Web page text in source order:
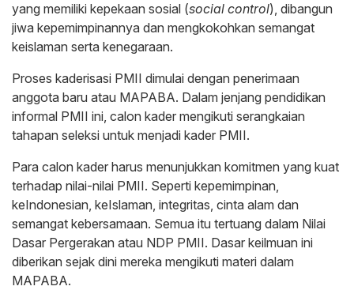
yang memiliki kepekaan sosial (social control), dibangun
jiwa kepemimpinannya dan mengkokohkan semangat
keislaman serta kenegaraan.
Proses kaderisasi PMII dimulai dengan penerimaan
anggota baru atau MAPABA. Dalam jenjang pendidikan
informal PMII ini, calon kader mengikuti serangkaian
tahapan seleksi untuk menjadi kader PMII.
Para calon kader harus menunjukkan komitmen yang kuat
terhadap nilai-nilai PMII. Seperti kepemimpinan,
keIndonesian, keIslaman, integritas, cinta alam dan
semangat kebersamaan. Semua itu tertuang dalam Nilai
Dasar Pergerakan atau NDP PMII. Dasar keilmuan ini
diberikan sejak dini mereka mengikuti materi dalam
MAPABA.